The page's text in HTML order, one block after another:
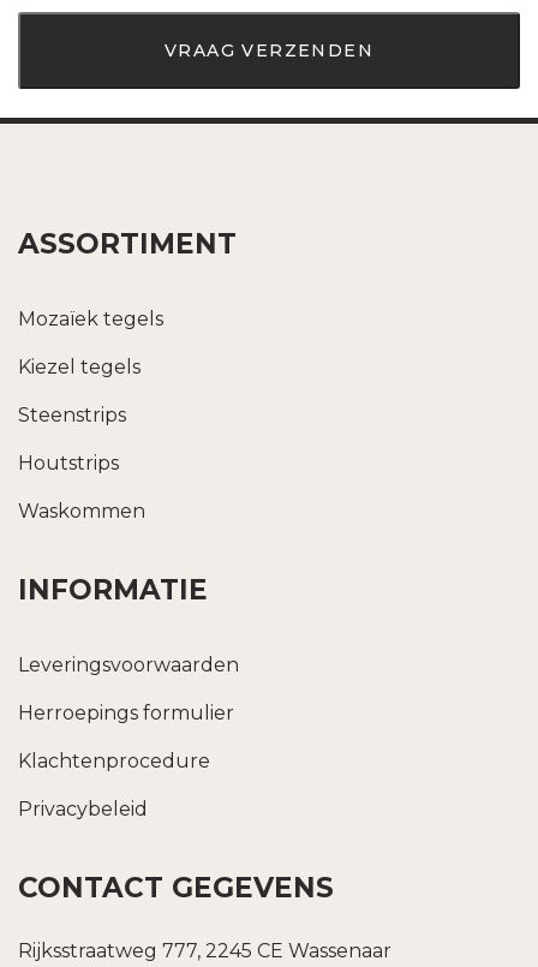
ASSORTIMENT
Mozaïek tegels
Kiezel tegels
Steenstrips
Houtstrips
Waskommen
INFORMATIE
Leveringsvoorwaarden
Herroepings formulier
Klachtenprocedure
Privacybeleid
CONTACT GEGEVENS
Rijksstraatweg 777, 2245 CE Wassenaar